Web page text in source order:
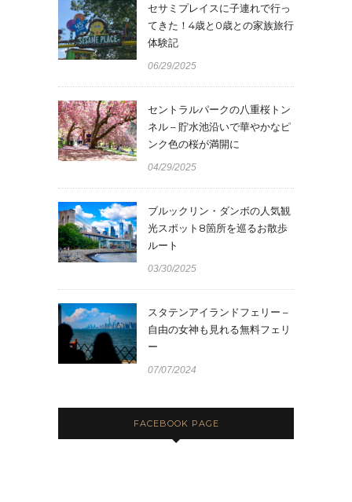
セサミプレイスに子連れで行っ
てきた！4歳と0歳との家族旅行
体験記
06/29/2025
セントラルパークの八重桜トン
ネル – 貯水池沿いで華やかなピ
ンク色の桜が満開に
04/29/2025
ブルックリン・ダンボの人気観
光スポット8箇所を巡るお散歩
ルート
03/30/2025
スタテンアイランドフェリー –
自由の女神も見れる無料フェリ
ー
07/07/2024
FACEBOOK PAGE